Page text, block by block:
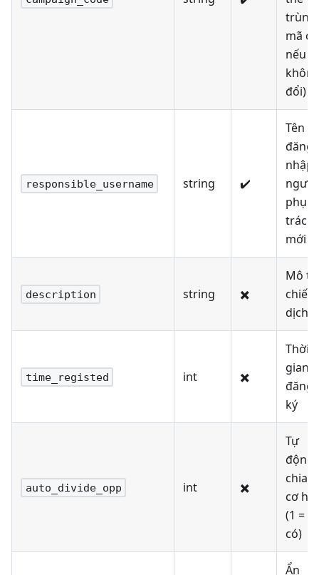
trùng
mã cũ
nếu
đổi)
responsible_username string ✔️
Tên
đăng
nhập
người
phụ
trách
mới
description string ✖️
Mô tả
chiến
dịch
time_registed int ✖️
Thời
gian
đăng
ký
auto_divide_opp int ✖️
Tự
động
chia
cơ hội
(1 =
có)
Ẩn